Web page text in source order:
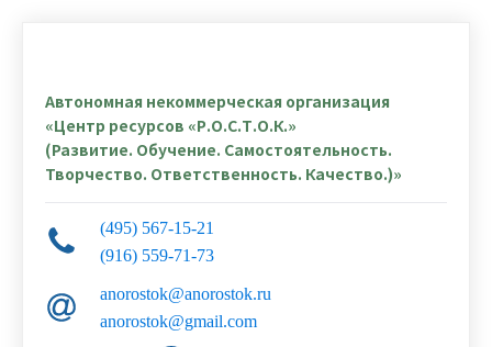
Автономная некоммерческая организация
«Центр ресурсов «Р.О.С.Т.О.К.»
(Развитие. Обучение. Самостоятельность.
Творчество. Ответственность. Качество.)»
(495) 567-15-21
(916) 559-71-73
anorostok@anorostok.ru
anorostok@gmail.com